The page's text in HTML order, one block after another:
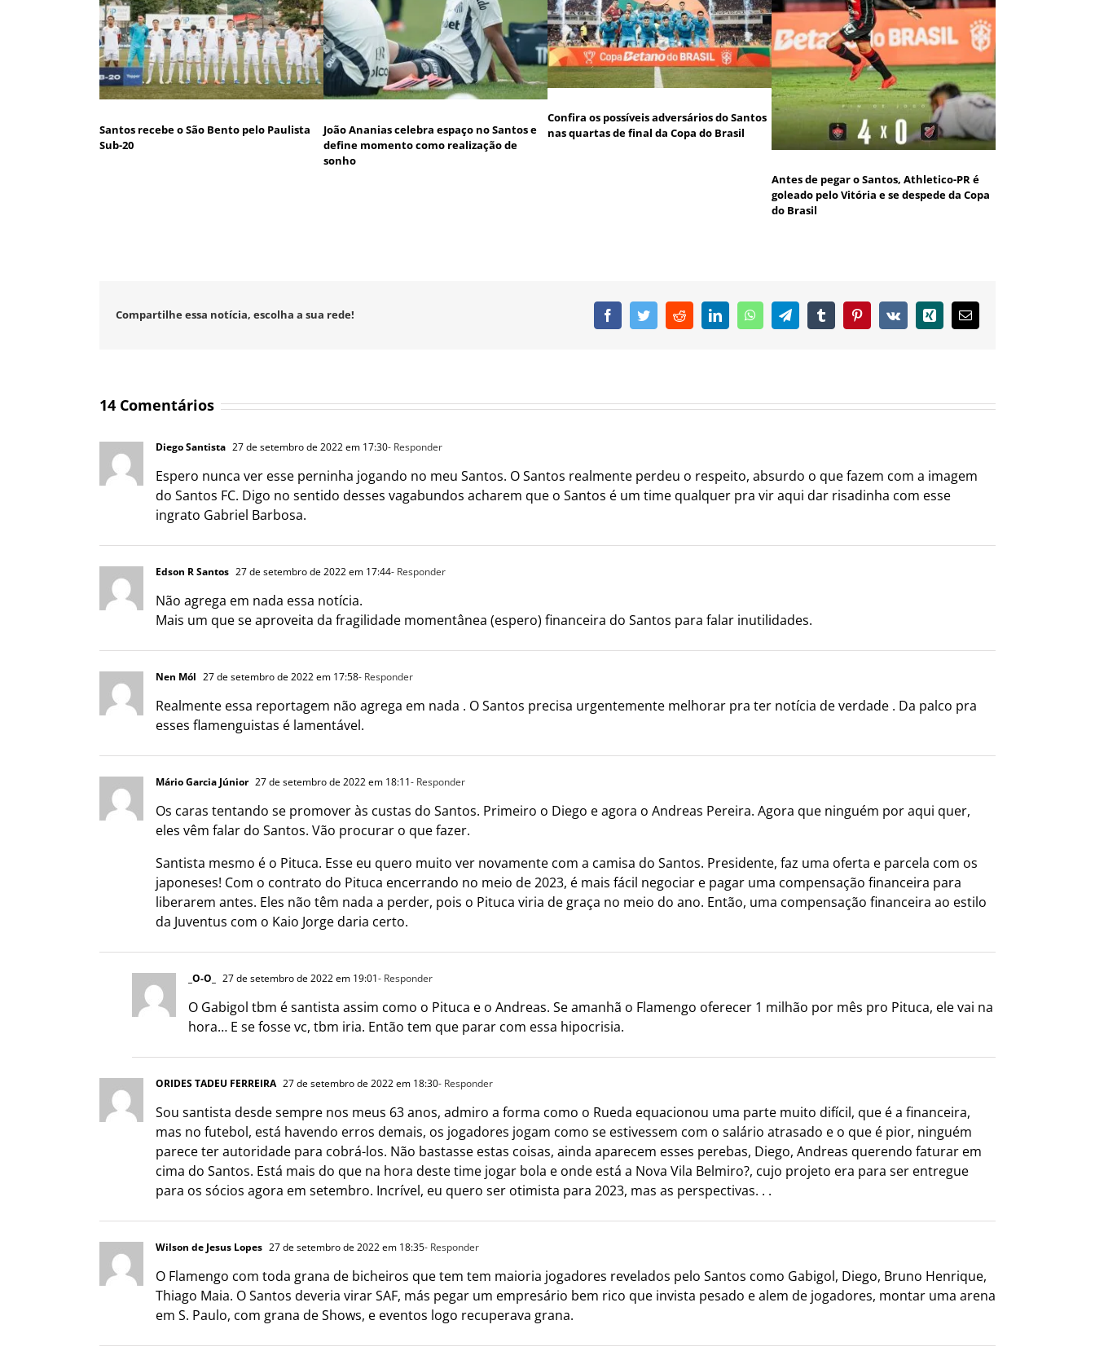
Santos recebe o São Bento pelo Paulista
Sub-20
João Ananias celebra espaço no Santos e
define momento como realização de
sonho
Confira os possíveis adversários do Santos
nas quartas de final da Copa do Brasil
Antes de pegar o Santos, Athletico-PR é
goleado pelo Vitória e se despede da Copa
do Brasil
Compartilhe essa notícia, escolha a sua rede! FacebookTwitterRedditLinkedInWhatsAppTelegramTumblr PinterestVk Xing
E-
mail
14 Comentários
Diego Santista 27 de setembro de 2022 em 17:30- Responder
Espero nunca ver esse perninha jogando no meu Santos. O Santos realmente perdeu o respeito, absurdo o que fazem com a imagem
do Santos FC. Digo no sentido desses vagabundos acharem que o Santos é um time qualquer pra vir aqui dar risadinha com esse
ingrato Gabriel Barbosa.
Edson R Santos 27 de setembro de 2022 em 17:44- Responder
Não agrega em nada essa notícia.
Mais um que se aproveita da fragilidade momentânea (espero) financeira do Santos para falar inutilidades.
Nen Mól 27 de setembro de 2022 em 17:58- Responder
Realmente essa reportagem não agrega em nada . O Santos precisa urgentemente melhorar pra ter notícia de verdade . Da palco pra
esses flamenguistas é lamentável.
Mário Garcia Júnior 27 de setembro de 2022 em 18:11- Responder
Os caras tentando se promover às custas do Santos. Primeiro o Diego e agora o Andreas Pereira. Agora que ninguém por aqui quer,
eles vêm falar do Santos. Vão procurar o que fazer.
Santista mesmo é o Pituca. Esse eu quero muito ver novamente com a camisa do Santos. Presidente, faz uma oferta e parcela com os
japoneses! Com o contrato do Pituca encerrando no meio de 2023, é mais fácil negociar e pagar uma compensação financeira para
liberarem antes. Eles não têm nada a perder, pois o Pituca viria de graça no meio do ano. Então, uma compensação financeira ao estilo
da Juventus com o Kaio Jorge daria certo.
_O-O_ 27 de setembro de 2022 em 19:01- Responder
O Gabigol tbm é santista assim como o Pituca e o Andreas. Se amanhã o Flamengo oferecer 1 milhão por mês pro Pituca, ele vai na
hora… E se fosse vc, tbm iria. Então tem que parar com essa hipocrisia.
ORIDES TADEU FERREIRA 27 de setembro de 2022 em 18:30- Responder
Sou santista desde sempre nos meus 63 anos, admiro a forma como o Rueda equacionou uma parte muito difícil, que é a financeira,
mas no futebol, está havendo erros demais, os jogadores jogam como se estivessem com o salário atrasado e o que é pior, ninguém
parece ter autoridade para cobrá-los. Não bastasse estas coisas, ainda aparecem esses perebas, Diego, Andreas querendo faturar em
cima do Santos. Está mais do que na hora deste time jogar bola e onde está a Nova Vila Belmiro?, cujo projeto era para ser entregue
para os sócios agora em setembro. Incrível, eu quero ser otimista para 2023, mas as perspectivas. . .
Wilson de Jesus Lopes 27 de setembro de 2022 em 18:35- Responder
O Flamengo com toda grana de bicheiros que tem tem maioria jogadores revelados pelo Santos como Gabigol, Diego, Bruno Henrique,
Thiago Maia. O Santos deveria virar SAF, más pegar um empresário bem rico que invista pesado e alem de jogadores, montar uma arena
em S. Paulo, com grana de Shows, e eventos logo recuperava grana.